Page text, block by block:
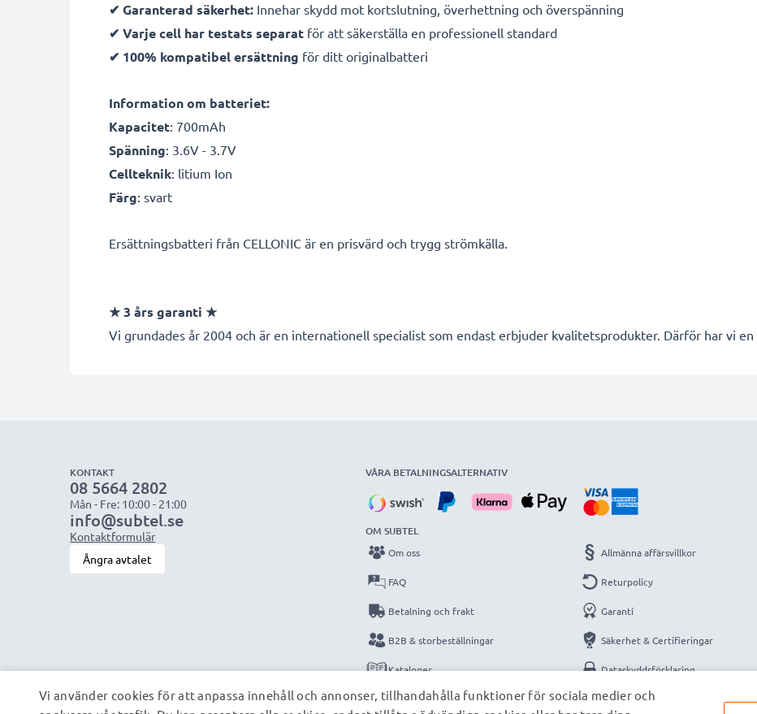
✔ Garanterad säkerhet: Innehar skydd mot kortslutning, överhettning och överspänning
✔ Varje cell har testats separat för att säkerställa en professionell standard
✔ 100% kompatibel ersättning för ditt originalbatteri
Information om batteriet:
Kapacitet: 700mAh
Spänning: 3.6V - 3.7V
Cellteknik: litium Ion
Färg: svart
Ersättningsbatteri från CELLONIC är en prisvärd och trygg strömkälla.
★3 års garanti ★
Vi grundades år 2004 och är en internationell specialist som endast erbjuder kvalitetsprodukter. Därför har vi
KONTAKT
08 5664 2802
Mån - Fre: 10:00 - 21:00
info@subtel.se
Kontaktformulär
Ångra avtalet
VÅRA BETALNINGSALTERNATIV
OM SUBTEL
Om oss
FAQ
Betalning och frakt
B2B & storbeställningar
Kataloger
Kontakt
Allmänna affärsvillkor
Returpolicy
Garanti
Säkerhet & Certifieringar
Dataskyddsförklaring
Impressum
Vi använder cookies för att anpassa innehåll och annonser, tillhandahålla funktioner för sociala medier och